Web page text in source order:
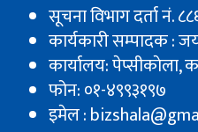
सूचना विभाग दर्ता नं.
कार्यकारी सम्पादक :
कार्यालय: पेप्सीकाेला,
फोन: ०१-४९९३१९७
इमेल :